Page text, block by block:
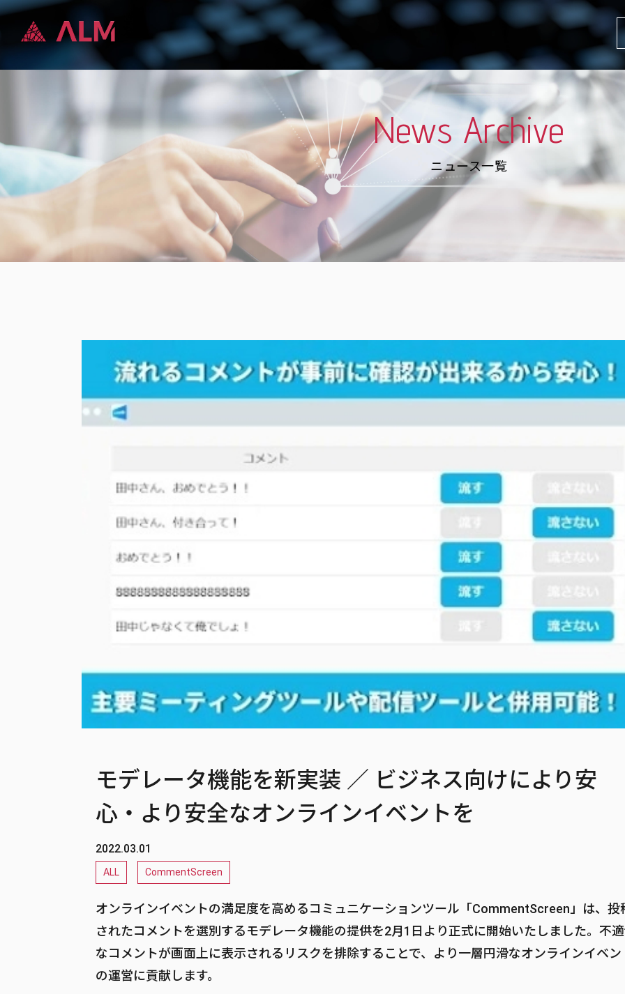
News Archive
ニュース一覧
モデレータ機能を新実装 ／ ビジネス向けにより安
心・より安全なオンラインイベントを
2022.03.01
ALL CommentScreen
オンラインイベントの満足度を高めるコミュニケーションツール「CommentScreen」は、投
されたコメントを選別するモデレータ機能の提供を2月1日より正式に開始いたしました。不
なコメントが画面上に表示されるリスクを排除することで、より一層円滑なオンラインイベン
の運営に貢献します。